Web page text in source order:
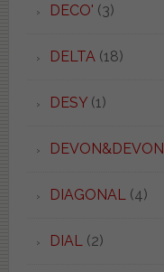
DECO' (3)
DELTA (18)
DESY(1)
DEVON&DEVON
DIAGONAL (4)
DIAL (2)